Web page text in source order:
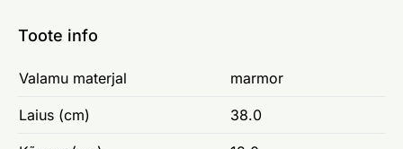
Toote info
Valamu materjal marmor
Laius (cm) 38.0